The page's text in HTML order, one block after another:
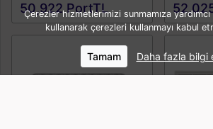
50,922 PortTL
Çerezler hizmetlerimizi sunmamıza
kullanarak çerezleri kullanmayı kabul
Tamam Daha fazla bilgi